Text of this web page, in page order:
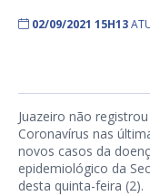
02/09/2021 15H13
Juazeiro não
Coronavírus nas
novos casos da
epidemiológico da
desta quinta-feira (2).